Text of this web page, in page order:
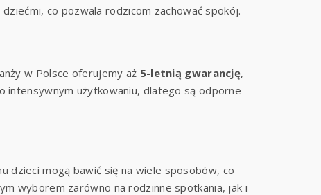
co pozwala rodzicom zachować spokój.
w Polsce oferujemy aż 5-letnią gwarancję,
intensywnym użytkowaniu, dlatego są odporne
dzieci mogą bawić się na wiele sposobów, co
wyborem zarówno na rodzinne spotkania, jak i